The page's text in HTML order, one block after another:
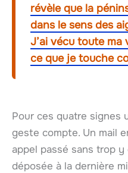
révèle que la
dans le sens des
J’ai vécu toute ma
ce que je touche
Pour ces quatre signes
geste compte. Un mail
appel passé sans trop
déposée à la dernière